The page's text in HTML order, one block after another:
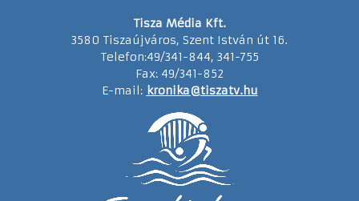
Tisza Média Kft.
3580 Tiszaújváros, Szent István út 16.
Telefon:49/341-844, 341-755
Fax: 49/341-852
E-mail: kronika@tiszatv.hu